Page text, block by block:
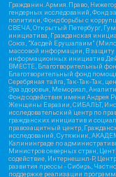
Гражданин.Армия.Право,
гендерных исследований, Фонд
политики, Фонд борьбы с
СВЕЧА, Открытый Петербург,
инициатива, Гражданская
Союз, "Хасдей Ерушалаим"
массовой информации, В защиту
информационных инициатив
ВМЕСТЕ, Благотворительный
Благотворительный фонд
Серебряная тайга, Так-Так-Так,
Эра здоровья, Мемориал,
Фонд содействия имени Андрея
Женщины Евразии, СИБАЛЬТ,
исследовательский центр по
гражданских инициатив и
правозащитный центр,
исследований, Сутяжник,
Калининграде по
Министров северных стран,
содействие, Интернешнл-Р,
развития прессы - Сибирь,
поддержке реализации